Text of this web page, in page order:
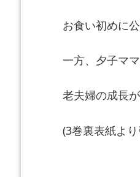
お食い初めに
一方、夕子マ
老夫婦の成長
(3巻裏表紙よ